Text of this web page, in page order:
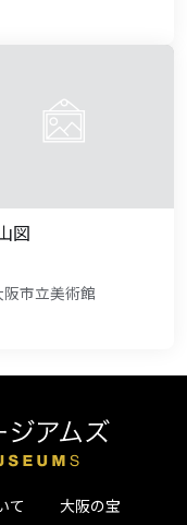
図
阪市立美術館
て
大阪の宝